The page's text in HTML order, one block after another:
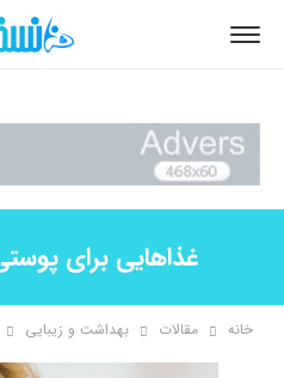
غذاهایی برای
خانه مقالات بهداشت و زیبایی